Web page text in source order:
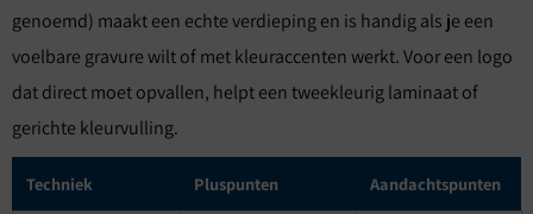
genoemd) maakt een echte verdieping en is handig als je een
voelbare gravure wilt of met kleuraccenten werkt. Voor een logo
dat direct moet opvallen, helpt een tweekleurig laminaat of
gerichte kleurvulling.
Techniek Pluspunten Aandachtspunten